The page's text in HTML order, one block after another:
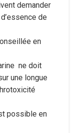
demander
de
en
ne doit
une longue
possible en